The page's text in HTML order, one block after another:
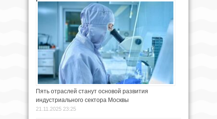
Пять отраслей станут основой развития
индустриального сектора Москвы
21.11.2025 23:25